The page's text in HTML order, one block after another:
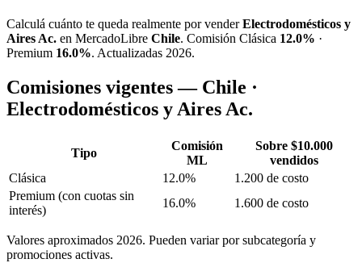
Calculá cuánto te queda realmente por venderElectrodomésticos y
Aires Ac. en MercadoLibre Chile. Comisión Clásica 12.0% ·
Premium 16.0%. Actualizadas 2026.
Comisiones vigentes — Chile ·
Electrodomésticos y Aires Ac.
Tipo
Comisión
ML
Sobre $10.000
vendidos
Clásica
12.0%
1.200 de costo
Premium (con cuotas sin
interés)
16.0% 1.600 de costo
Valores aproximados 2026. Pueden variar por subcategoría y
promociones activas.